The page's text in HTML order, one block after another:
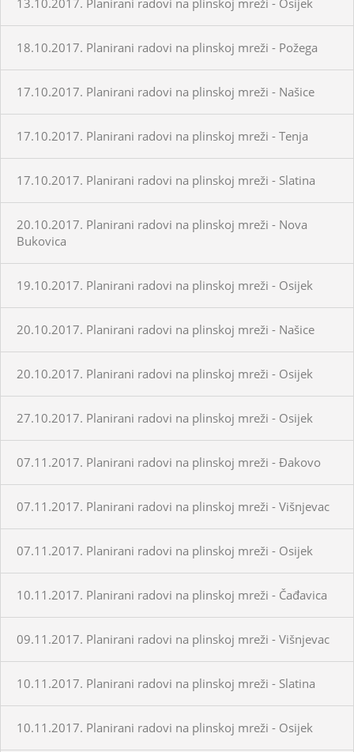
18.10.2017. Planirani radovi na plinskoj mreži - Požega
17.10.2017. Planirani radovi na plinskoj mreži - Našice
17.10.2017. Planirani radovi na plinskoj mreži - Tenja
17.10.2017. Planirani radovi na plinskoj mreži - Slatina
20.10.2017. Planirani radovi na plinskoj mreži - Nova
Bukovica
19.10.2017. Planirani radovi na plinskoj mreži - Osijek
20.10.2017. Planirani radovi na plinskoj mreži - Našice
20.10.2017. Planirani radovi na plinskoj mreži - Osijek
27.10.2017. Planirani radovi na plinskoj mreži - Osijek
07.11.2017. Planirani radovi na plinskoj mreži - Đakovo
07.11.2017. Planirani radovi na plinskoj mreži - Višnjevac
07.11.2017. Planirani radovi na plinskoj mreži - Osijek
10.11.2017. Planirani radovi na plinskoj mreži - Čađavica
09.11.2017. Planirani radovi na plinskoj mreži - Višnjevac
10.11.2017. Planirani radovi na plinskoj mreži - Slatina
10.11.2017. Planirani radovi na plinskoj mreži - Osijek